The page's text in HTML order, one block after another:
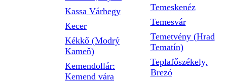
Kassa Várhegy
Kecer
Kékkő (Modrý
Kameň)
Kemendollár:
Kemend vára
Temeskenéz
Temesvár
Temetvény (Hrad
Tematín)
Teplafőszékely,
Brezó